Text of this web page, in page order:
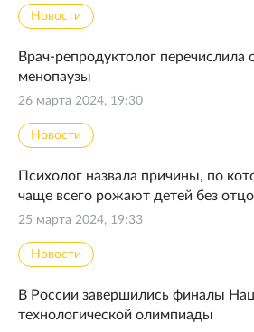
Новости
Врач-репродуктолог перечислила
менопаузы
26 марта 2024, 19:30
Новости
Психолог назвала причины, по
чаще всего рожают детей без
25 марта 2024, 19:33
Новости
В России завершились финалы
технологической олимпиады